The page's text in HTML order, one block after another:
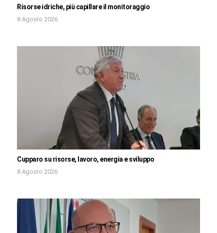
Risorse idriche, più capillare il monitoraggio
8 Agosto 2026
Cupparo su risorse, lavoro, energia e sviluppo
8 Agosto 2026